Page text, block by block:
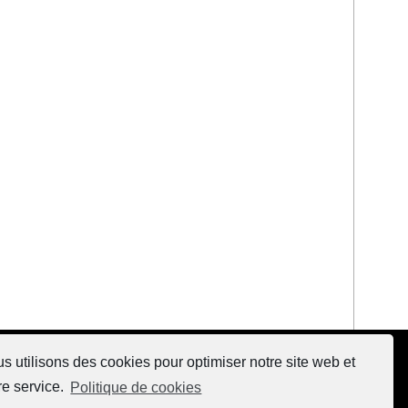
utilisons des cookies pour optimiser notre site web et
service. Politique de cookies